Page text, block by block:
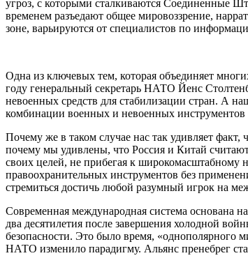
угроз, с которыми сталкиваются Соединенные
временем разъедают общее мировоззрение,
зоне, варьируются от специалистов по
Одна из ключевых тем, которая объединяет
году генеральный секретарь НАТО Йенс
невоенных средств для стабилизации стран. А
комбинации военных и невоенных инструментов
Почему же в таком случае нас так удивляет
почему мы удивлены, что Россия и Китай
своих целей, не прибегая к
правоохранительных инструментов без
стремиться достичь любой разумный игрок на
Современная международная система основана
два десятилетия после завершения холодной
безопасности. Это было время, «однополярного
НАТО изменило парадигму. Альянс пренебрег